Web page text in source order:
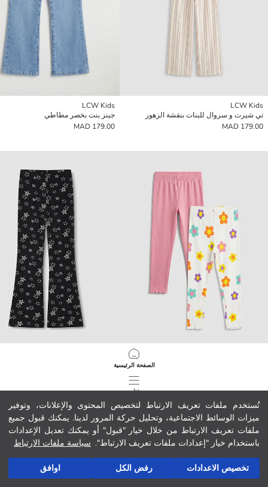
تُستخدم ملفات تعريف الارتباط لتخصيص المحتوى والإعلانات، وتوفير
ميزات الوسائط الاجتماعية، وتحليل حركة المرور لدينا. يمكنك قبول جميع
ملفات تعريف الارتباط من خلال خيار "قبول" أو يمكنك تعديل الإعدادات
باستخدام خيار "إعدادات ملفات تعريف الارتباط". سياسة ملفات الارتباط
تخصيص الاعدادات رفض الكل اوافق
الصفحة الرئيسية
فئات
سلة مشترياتي
LCW Kids
تي شيرت و سروال للبنات بنقشة الزهور
179.00 MAD
LCW Kids
جينز بنت بخصر مطاطي
179.00 MAD
سروال ضيق بناتي مطبوع بخصر مطاطي 2 باك
سروال ضيق بناتي مطبوع بنجمات
1
1941